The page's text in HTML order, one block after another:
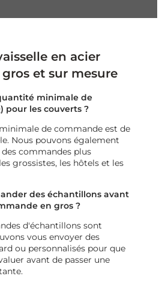
en acier
et sur mesure
minimale de
pour les couverts ?
de commande est de
Nous pouvons également
commandes plus
grossistes, les hôtels et les
des échantillons avant
en gros ?
d'échantillons sont
vous envoyer des
ou personnalisés pour que
avant de passer une